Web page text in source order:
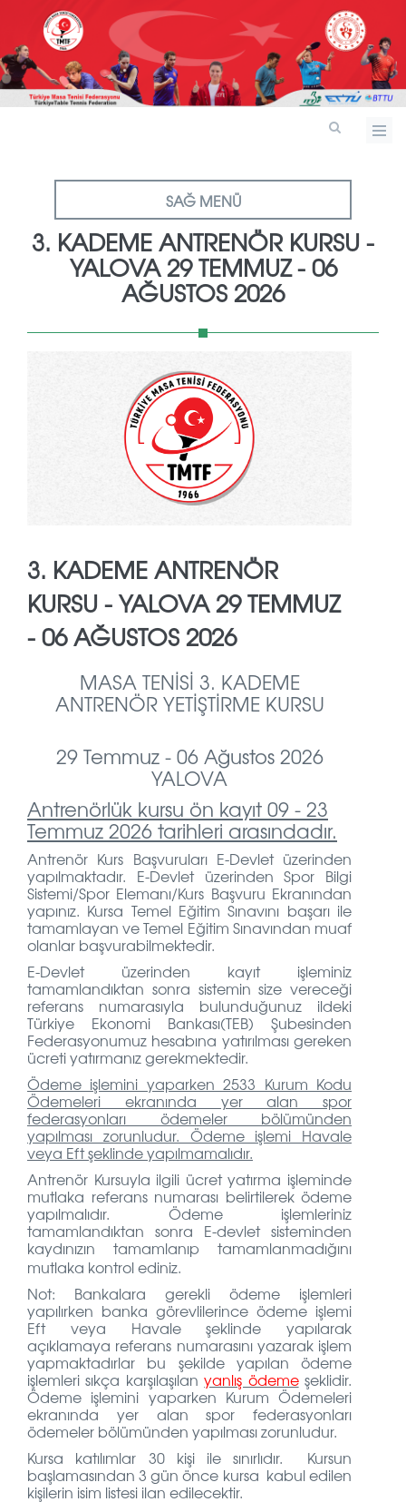
SAĞ MENÜ
3. KADEME ANTRENÖR KURSU -
YALOVA 29 TEMMUZ - 06
AĞUSTOS 2026
3. KADEME ANTRENÖR
KURSU - YALOVA 29 TEMMUZ
- 06 AĞUSTOS 2026
MASA TENİSİ 3. KADEME
ANTRENÖR YETİŞTİRME KURSU
29 Temmuz - 06 Ağustos 2026
YALOVA
Antrenörlük kursu ön kayıt 09 - 23
Temmuz 2026 tarihleri arasındadır.
Antrenör Kurs Başvuruları E-Devlet üzerinden
yapılmaktadır. E-Devlet üzerinden Spor Bilgi
Sistemi/Spor Elemanı/Kurs Başvuru Ekranından
yapınız. Kursa Temel Eğitim Sınavını başarı ile
tamamlayan ve Temel Eğitim Sınavından muaf
olanlar başvurabilmektedir.
E-Devlet üzerinden kayıt işleminiz
tamamlandıktan sonra sistemin size vereceği
referans numarasıyla bulunduğunuz ildeki
Türkiye Ekonomi Bankası(TEB) Şubesinden
Federasyonumuz hesabına yatırılması gereken
ücreti yatırmanız gerekmektedir.
Ödeme işlemini yaparken 2533 Kurum Kodu
Ödemeleri ekranında yer alan spor
federasyonları ödemeler bölümünden
yapılması zorunludur. Ödeme işlemi Havale
veya Eft şeklindeyapılmamalıdır.
Antrenör Kursuyla ilgili ücret yatırma işleminde
mutlaka referans numarası belirtilerek ödeme
yapılmalıdır. Ödeme işlemleriniz
tamamlandıktan sonra E-devlet sisteminden
kaydınızın tamamlanıp tamamlanmadığını
mutlaka kontrol ediniz.
Not: Bankalara gerekli ödeme işlemleri
yapılırken banka görevlilerince ödeme işlemi
Eft veya Havale şeklinde yapılarak
açıklamaya referans numarasını yazarak işlem
yapmaktadırlar bu şekilde yapılan ödeme
işlemleri sıkça karşılaşılanyanlış ödemeşeklidir.
Ödeme işlemini yaparken Kurum Ödemeleri
ekranında yer alan spor federasyonları
ödemeler bölümünden yapılması zorunludur.
Kursa katılımlar 30 kişi ile sınırlıdır. Kursun
başlamasından 3 gün önce kursa kabul edilen
kişilerin isim listesi ilan edilecektir.